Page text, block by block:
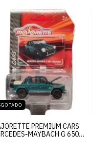
PREMIUM CARS
MAYBACH G 650